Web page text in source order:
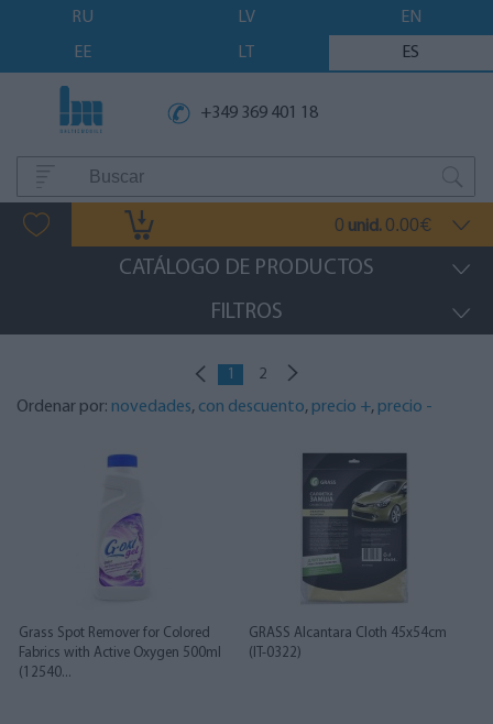
RU LV
EN
EE
LT ES
+349 369 401 18
0 unid. 0.00€
CATÁLOGO DE PRODUCTOS
FILTROS
1 2
Ordenar por: novedades, con descuento, precio +, precio -
Grass Spot Remover for Colored
Fabrics with Active Oxygen 500ml
(12540...
GRASS Alcantara Cloth 45x54cm
(IT-0322)